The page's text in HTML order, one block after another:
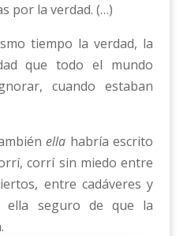
por la verdad. (…)
tiempo la verdad, la
que todo el mundo
cuando estaban
ella habría escrito
corrí sin miedo entre
entre cadáveres y
ella seguro de que la